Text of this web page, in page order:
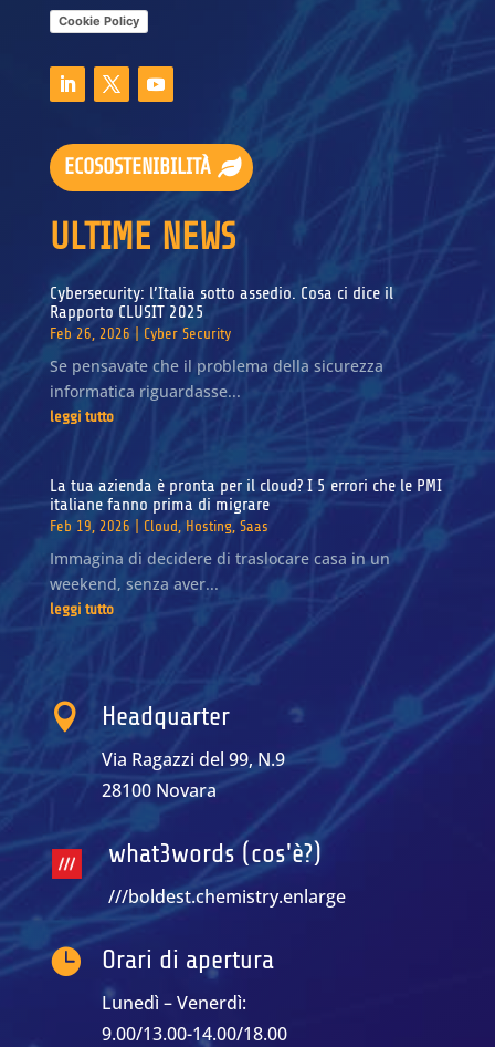
Cookie Policy
ECOSOSTENIBILITÀ
ULTIME NEWS
Cybersecurity: l’Italia sotto assedio. Cosa ci dice il
Rapporto CLUSIT 2025
Feb 26, 2026 Cyber Security
Se pensavate che il problema della sicurezza
informatica riguardasse...
leggi tutto
La tua azienda è pronta per il cloud? I 5 errori che le PMI
italiane fanno prima di migrare
Feb 19, 2026 Cloud Hosting Saas
Immagina di decidere di traslocare casa in un
weekend, senza aver...
leggi tutto
 Headquarter
Via Ragazzi del 99, N.9
28100 Novara
what3words (cos'è?)
///boldest.chemistry.enlarge
 Orari di apertura
Lunedì – Venerdì:
9.00/13.00-14.00/18.00